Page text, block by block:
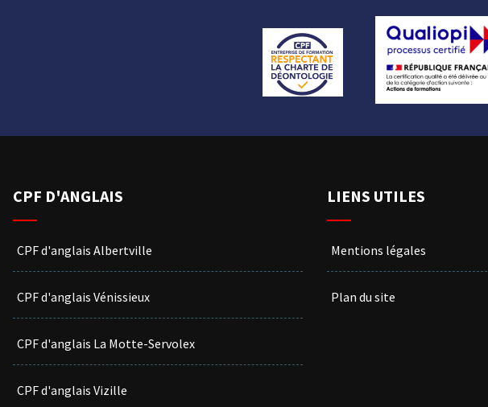
CPF D'ANGLAIS
CPF d'anglais Albertville
CPF d'anglais Vénissieux
CPF d'anglais La Motte-Servolex
CPF d'anglais Vizille
LIENS UTILES
Mentions légales
Plan du site